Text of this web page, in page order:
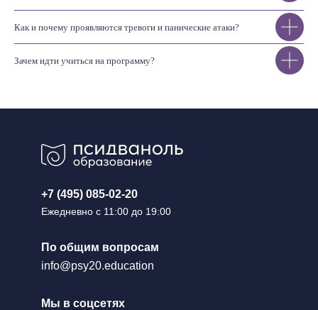
Как и почему проявляются тревоги и панические атаки?
Зачем идти учиться на программу?
Мы в соцсетях
По общим вопросам
+7 (495) 085-02-20
Ежедневно с 11:00 до 19:00
info@psy20.education